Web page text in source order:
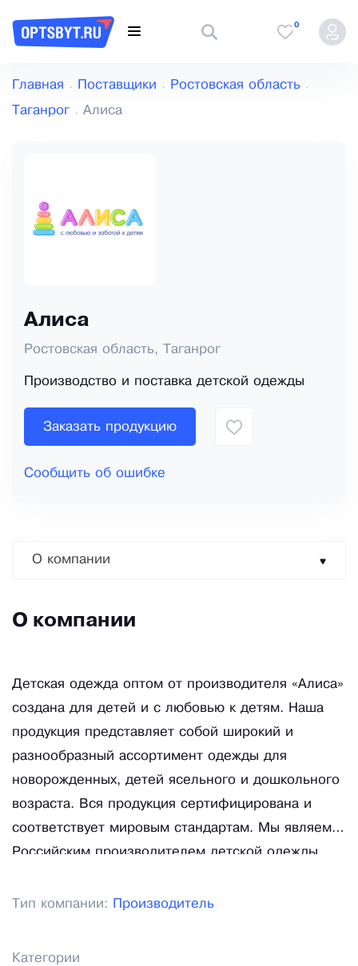
0
Главная Поставщики Ростовская область
Таганрог Алиса
Алиса
Ростовская область, Таганрог
Производство и поставка детской одежды
Заказать продукцию
Сообщить об ошибке
О компании
О компании
Детская одежда оптом от производителя «Алиса»
создана для детей и с любовью к детям. Наша
продукция представляет собой широкий и
разнообразный ассортимент одежды для
новорожденных, детей ясельного и дошкольного
возраста. Вся продукция сертифицирована и
соответствует мировым стандартам. Мы являемся
Российским производителем детской одежды,
в странах Европы и СНГ.
Тип компании: Производитель
Категории